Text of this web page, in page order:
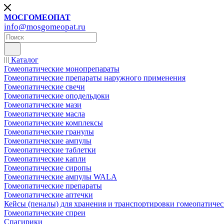
МОСГОМЕОПАТ
info@mosgomeopat.ru
Каталог
Гомеопатические монопрепараты
Гомеопатические препараты наружного применения
Гомеопатические свечи
Гомеопатические оподельдоки
Гомеопатические мази
Гомеопатические масла
Гомеопатические комплексы
Гомеопатические гранулы
Гомеопатические ампулы
Гомеопатические таблетки
Гомеопатические капли
Гомеопатические сиропы
Гомеопатические ампулы WALA
Гомеопатические препараты
Гомеопатические аптечки
Кейсы (пеналы) для хранения и транспортировки
Гомеопатические спреи
Спагирики